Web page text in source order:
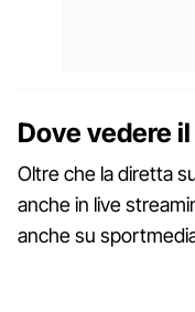
Dove vedere
Oltre che la diretta
anche in live
anche su